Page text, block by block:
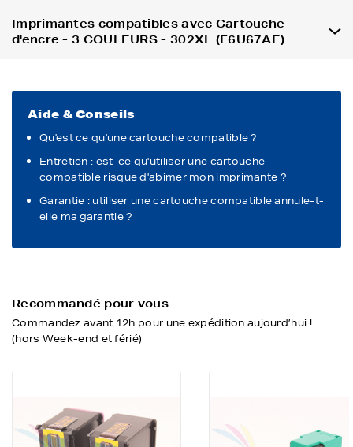
Imprimantes compatibles avec Cartouche
d'encre - 3 COULEURS - 302XL (F6U67AE)
Aide & Conseils
Qu'est ce qu'une cartouche compatible ?
Entretien : est-ce qu'utiliser une cartouche
compatible risque d'abimer mon imprimante ?
Garantie : utiliser une cartouche compatible annule-t-
elle ma garantie ?
Recommandé pour vous
Commandez avant 12h pour une expédition aujourd’hui !
(hors Week-end et férié)